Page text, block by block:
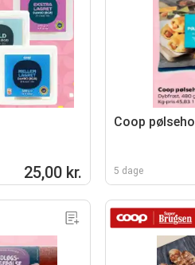
25,00 kr.
Coop
5 dage